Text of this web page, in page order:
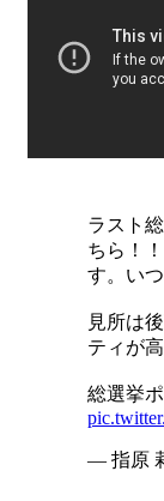
ラスト
ちら！
す。い
見所は
ティが
総選挙
— 指原